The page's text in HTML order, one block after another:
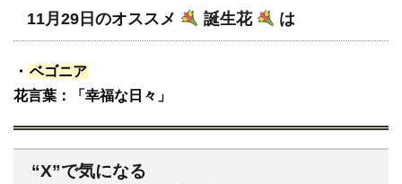
11月29日のオススメ 誕生花 は
・ ベゴニア
花言葉：「幸福な日々」
“X”で気になる